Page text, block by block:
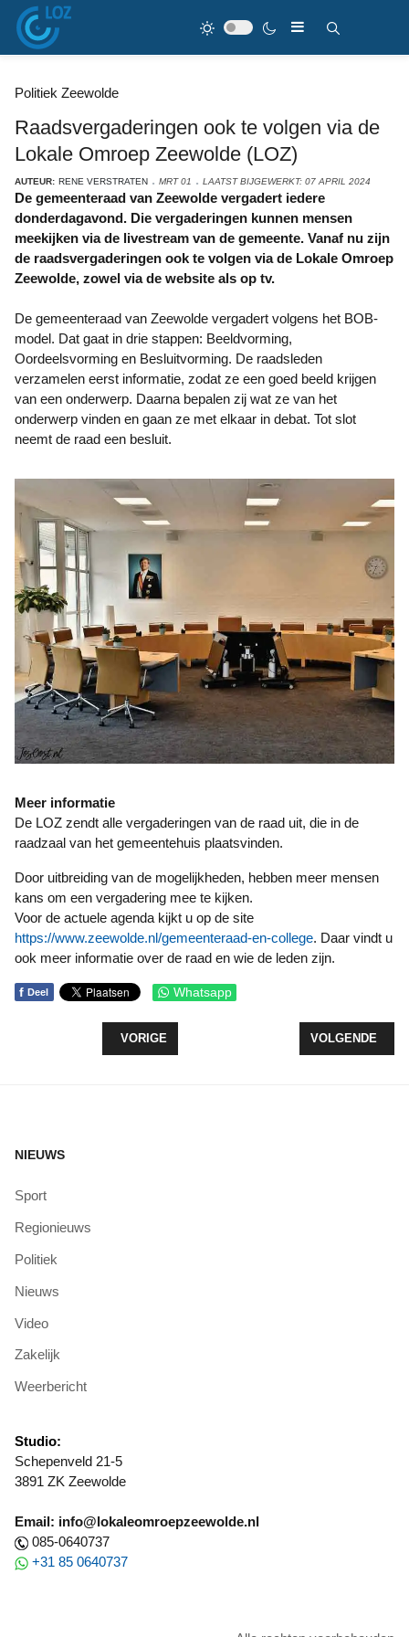
Politiek Zeewolde
Raadsvergaderingen ook te volgen via de
Lokale Omroep Zeewolde (LOZ)
AUTEUR: RENE VERSTRATEN MRT 01 LAATST BIJGEWERKT: 07 APRIL 2024
De gemeenteraad van Zeewolde vergadert iedere
donderdagavond. Die vergaderingen kunnen mensen
meekijken via de livestream van de gemeente. Vanaf nu zijn
de raadsvergaderingen ook te volgen via de Lokale Omroep
Zeewolde, zowel via de website als op tv.
De gemeenteraad van Zeewolde vergadert volgens het BOB-
model. Dat gaat in drie stappen: Beeldvorming,
Oordeelsvorming en Besluitvorming. De raadsleden
verzamelen eerst informatie, zodat ze een goed beeld krijgen
van een onderwerp. Daarna bepalen zij wat ze van het
onderwerp vinden en gaan ze met elkaar in debat. Tot slot
neemt de raad een besluit.
Meer informatie
De LOZ zendt alle vergaderingen van de raad uit, die in de
raadzaal van het gemeentehuis plaatsvinden.
Door uitbreiding van de mogelijkheden, hebben meer mensen
kans om een vergadering mee te kijken.
Voor de actuele agenda kijkt u op de site
https://www.zeewolde.nl/gemeenteraad-en-college. Daar vindt u
ook meer informatie over de raad en wie de leden zijn.
f Deel Whatsapp
VORIG ARTIKEL: PAS-MELDERS,
VORIGE VOLGENDE
VOLGENDE
NIEUWS
Sport
Regionieuws
Politiek
Nieuws
Video
Zakelijk
Weerbericht
Studio:
Schepenveld 21-5
3891 ZK Zeewolde
Email: info@lokaleomroepzeewolde.nl
085-0640737
+31 85 0640737